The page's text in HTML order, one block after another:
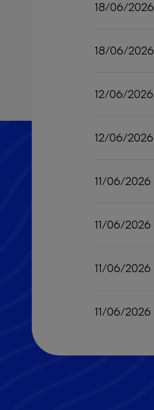
18/06/2026
18/06/2026
12/06/2026
12/06/2026
11/06/2026
11/06/2026
11/06/2026
11/06/2026